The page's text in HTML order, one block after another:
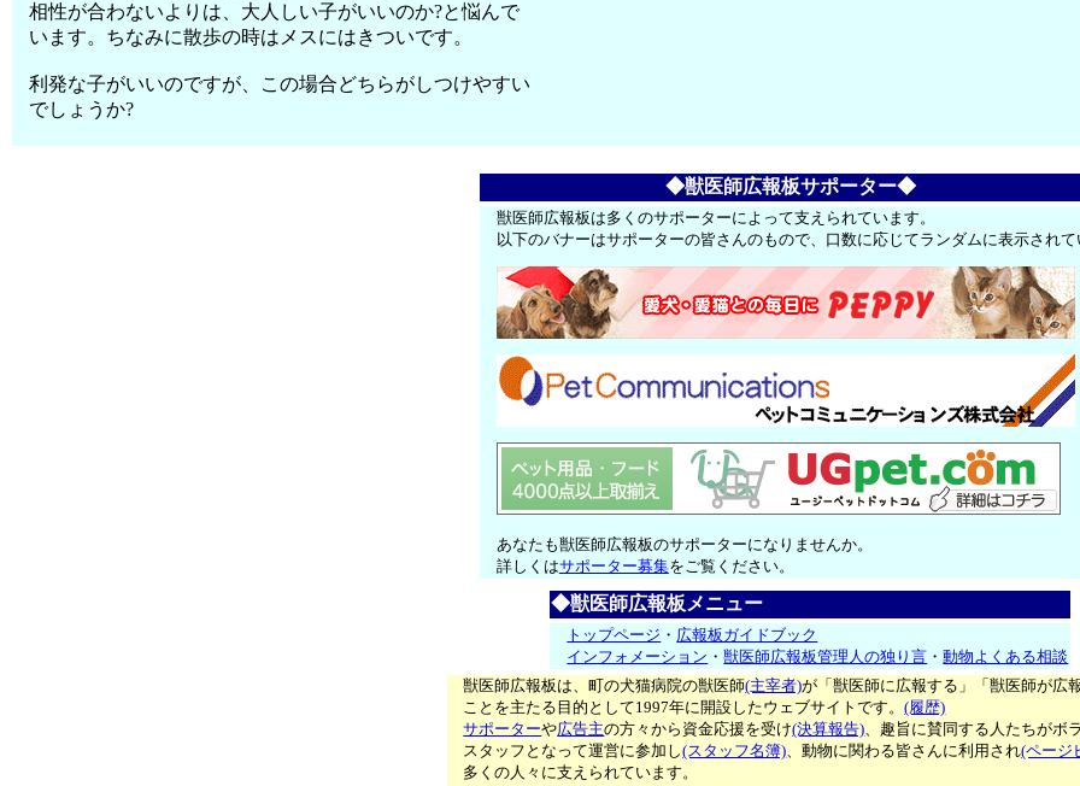
相性が合わないよりは、大人しい子がいいのか?と悩んで
います。ちなみに散歩の時はメスにはきついです。
利発な子がいいのですが、この場合どちらがしつけやすい
でしょうか?
◆獣医師広報板サポーター◆
獣医師広報板は多くのサポーターによって支えられています。
以下のバナーはサポーターの皆さんのもので、口数に応じてランダムに表示され
あなたも獣医師広報板のサポーターになりませんか。
詳しくはサポーター募集をご覧ください。
◆獣医師広報板メニュー
トップページ ・ 広報板ガイドブック
インフォメーション ・獣医師広報板管理人の独り言 ・動物よくある相談
獣医師広報板は、町の犬猫病院の獣医師(主宰者)が「獣医師に広報する」「獣医師が広
ことを主たる目的として1997年に開設したウェブサイトです。(履歴)
サポーターや広告主の方々から資金応援を受け(決算報告)、趣旨に賛同する人たちがボ
スタッフとなって運営に参加し(スタッフ名簿)、動物に関わる皆さんに利用され(ページ
多くの人々に支えられています。